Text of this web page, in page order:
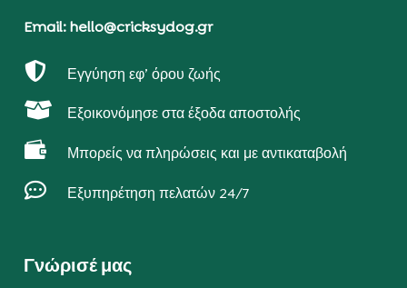
Email: hello@cricksydog.gr
 Εγγύηση εφ’ όρου ζωής
 Εξοικονόμησε στα έξοδα αποστολής
 Μπορείς να πληρώσεις και με αντικαταβολή
 Εξυπηρέτηση πελατών 24/7
Γνώρισέ μας